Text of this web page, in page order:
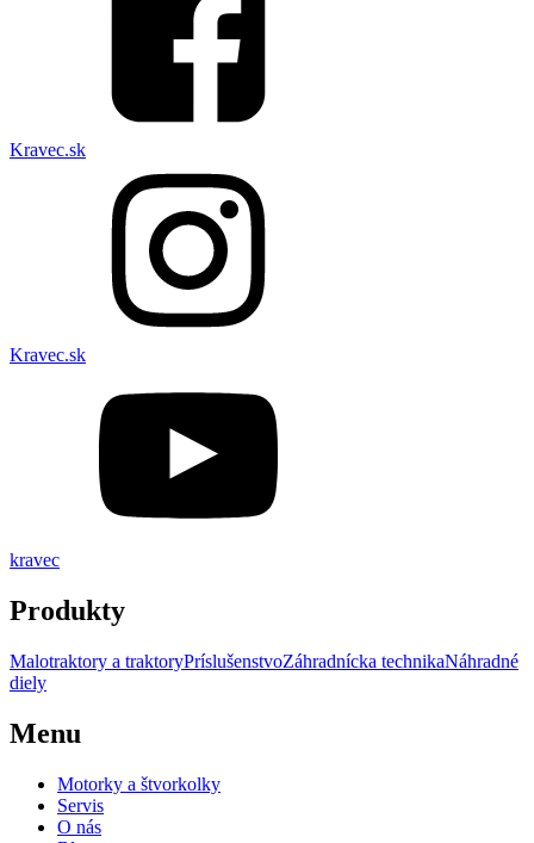
Kravec.sk
Kravec.sk
kravec
Produkty
Malotraktory a traktoryPríslušenstvoZáhradnícka technikaNáhradné
diely
Menu
Motorky a štvorkolky
Servis
O nás